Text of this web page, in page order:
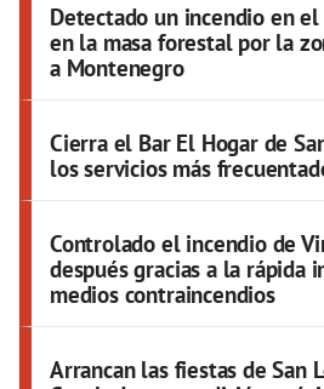
Detectado un incendio en
en la masa forestal por la
a Montenegro
Cierra el Bar El Hogar de
los servicios más
Controlado el incendio de
después gracias a la rápida
medios contraincendios
Arrancan las fiestas de San